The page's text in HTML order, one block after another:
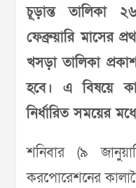
চূড়ান্ত তালিকা
ফেব্রুয়ারি মাসের
খসড়া তালিকা
হবে। এ বিষয়ে
নির্ধারিত সময়ের
শনিবার (৯
করপোরেশনের